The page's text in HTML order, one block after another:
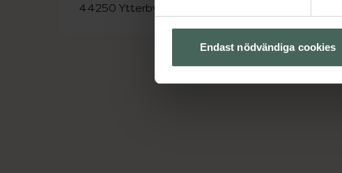
Endast nödvändiga cookies
44250 Ytterby